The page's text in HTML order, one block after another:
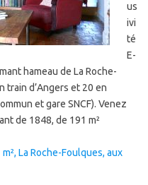
us
ivi
té
E-
hameau de La Roche-
train d’Angers et 20 en
et gare SNCF). Venez
de 1848, de 191 m²
La Roche-Foulques, aux